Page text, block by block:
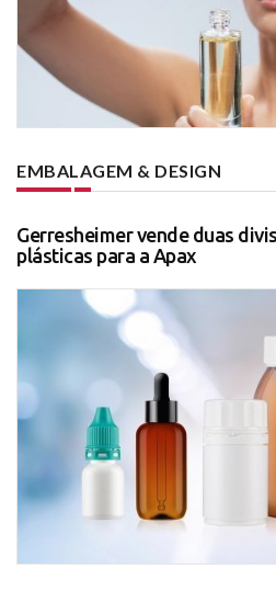
EMBALAGEM & DESIGN
Gerresheimer vende duas
plásticas para a Apax